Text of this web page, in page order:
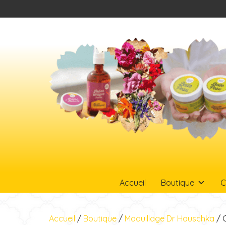
Accueil Boutique
Accueil / Boutique / Maquillage Dr Hauschka /